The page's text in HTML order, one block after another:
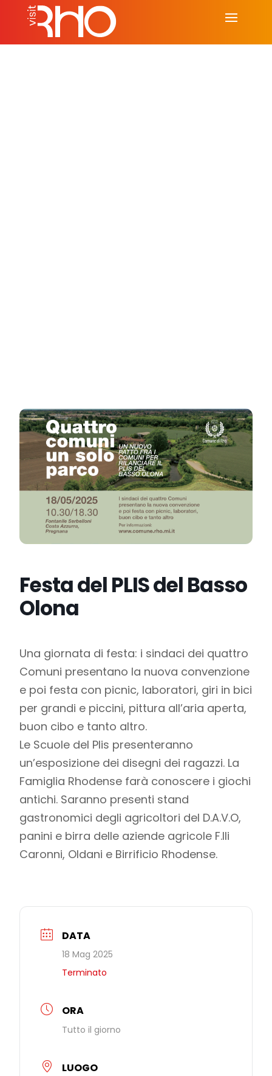
Festa del PLIS del Basso
Olona
Una giornata di festa: i sindaci dei quattro
Comuni presentano la nuova convenzione
e poi festa con picnic, laboratori, giri in bici
per grandi e piccini, pittura all’aria aperta,
buon cibo e tanto altro.
Le Scuole del Plis presenteranno
un’esposizione dei disegni dei ragazzi. La
Famiglia Rhodense farà conoscere i giochi
antichi. Saranno presenti stand
gastronomici degli agricoltori del D.A.V.O,
panini e birra delle aziende agricole F.lli
Caronni, Oldani e Birrificio Rhodense.
DATA
18 Mag 2025
Terminato
ORA
Tutto il giorno
LUOGO